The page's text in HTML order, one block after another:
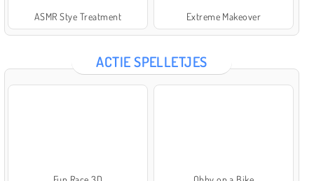
ASMR Stye Treatment Extreme Makeover
ACTIE SPELLETJES